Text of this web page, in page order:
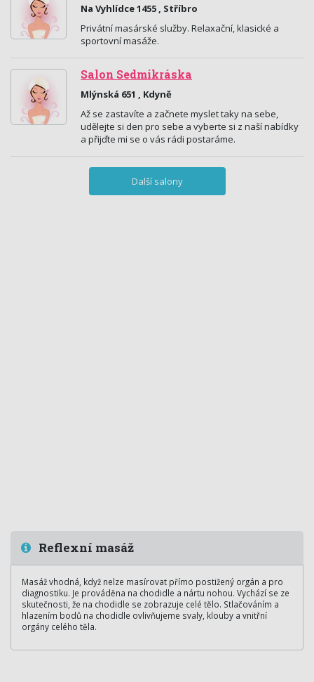
Na Vyhlídce 1455 , Stříbro
Privátní masárské služby. Relaxační, klasické a
sportovní masáže.
Salon Sedmikráska
Mlýnská 651 , Kdyně
Až se zastavíte a začnete myslet taky na sebe,
udělejte si den pro sebe a vyberte si z naší nabídky
a přijďte mi se o vás rádi postaráme.
Další salony
Reflexní masáž
Masáž vhodná, když nelze masírovat přímo postižený orgán a pro
diagnostiku. Je prováděna na chodidle a nártu nohou. Vychází se ze
skutečnosti, že na chodidle se zobrazuje celé tělo. Stlačováním a
hlazením bodů na chodidle ovlivňujeme svaly, klouby a vnitřní
orgány celého těla.